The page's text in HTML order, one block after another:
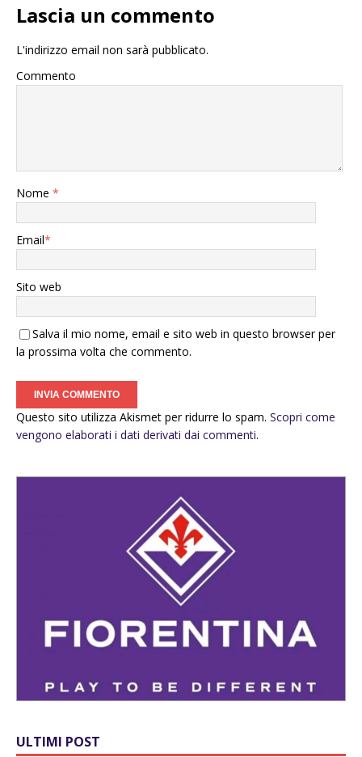
Lascia un commento
L'indirizzo email non sarà pubblicato.
Commento
Nome *
Email*
Sito web
Salva il mio nome, email e sito web in questo browser per
la prossima volta che commento.
Questo sito utilizza Akismet per ridurre lo spam. Scopri come
vengono elaborati i dati derivati dai commenti.
ULTIMI POST